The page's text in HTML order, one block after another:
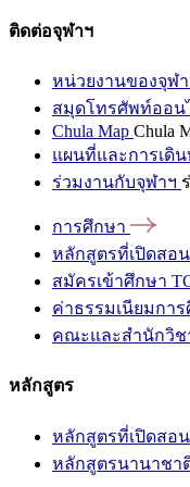
ติดต่อจุฬาฯ
หน่วยงานของจุฬ
สมุดโทรศัพท์ออน
Chula Map Chula
แผนที่และการเดิน
ร่วมงานกับจุฬาฯ
การศึกษา
หลักสูตรที่เปิดสอน
สมัครเข้าศึกษา
ค่าธรรมเนียมกา
คณะและสำนักวิช
หลักสูตร
หลักสูตรที่เปิดสอ
หลักสูตรนานาชา